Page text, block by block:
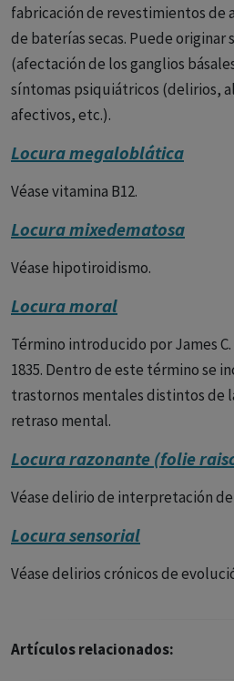
fabricación de revestimientos de
de baterías secas. Puede
(afectación de los ganglios
síntomas psiquiátricos (delirios,
afectivos, etc.).
Locura megaloblática
Véase vitamina B12.
Locura mixedematosa
Véase hipotiroidismo.
Locura moral
Término introducido por James C.
1835. Dentro de este término se
trastornos mentales distintos de
retraso mental.
Locura razonante (folie
Véase delirio de interpretación de
Locura sensorial
Véase delirios crónicos de
Artículos relacionados: